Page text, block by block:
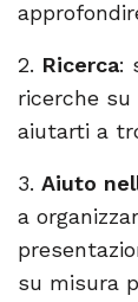
2. Ricerca:
ricerche
aiutarti a
3. Aiuto
a
su misura